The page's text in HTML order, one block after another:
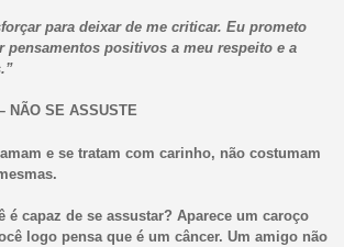
para deixar de me criticar. Eu prometo
pensamentos positivos a meu respeito e a
NÃO SE ASSUSTE
e se tratam com carinho, não costumam
é capaz de se assustar? Aparece um caroço
logo pensa que é um câncer. Um amigo não